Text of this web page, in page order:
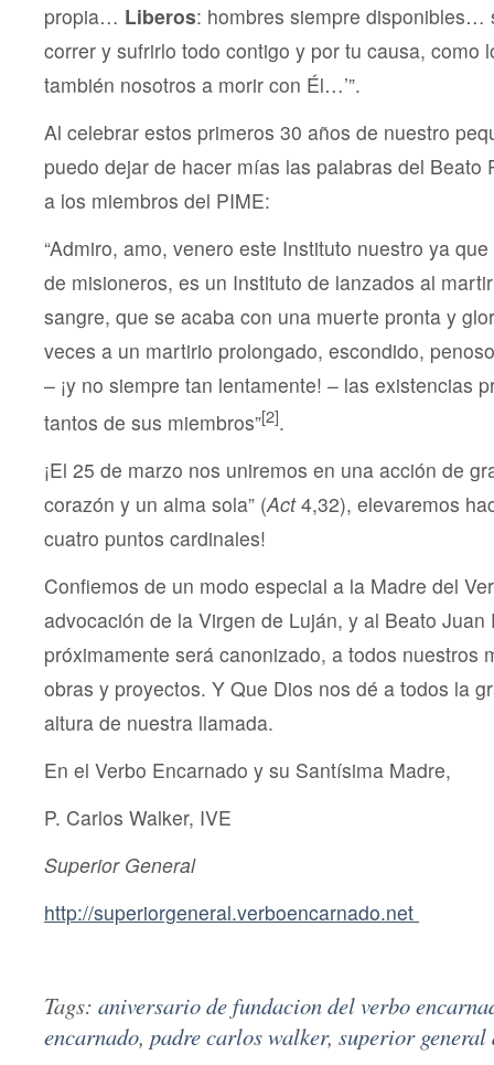
propia… Liberos: hombres siempre disponibles…
correr y sufrirlo todo contigo y por tu causa, como
también nosotros a morir con Él…’”.
Al celebrar estos primeros 30 años de nuestro
puedo dejar de hacer mías las palabras del Beato
a los miembros del PIME:
“Admiro, amo, venero este Instituto nuestro ya
de misioneros, es un Instituto de lanzados al
sangre, que se acaba con una muerte pronta y
veces a un martirio prolongado, escondido,
– ¡y no siempre tan lentamente! – las existencias
tantos de sus miembros”[2].
¡El 25 de marzo nos uniremos en una acción de
corazón y un alma sola” (Act4,32), elevaremos
cuatro puntos cardinales!
Confiemos de un modo especial a la Madre del
advocación de la Virgen de Luján, y al Beato Juan
próximamente será canonizado, a todos nuestros
obras y proyectos. Y Que Dios nos dé a todos la
altura de nuestra llamada.
En el Verbo Encarnado y su Santísima Madre,
P. Carlos Walker, IVE
Superior General
http://superiorgeneral.verboencarnado.net
Tags: aniversario de fundacion del verbo
encarnado, padre carlos walker, superior general